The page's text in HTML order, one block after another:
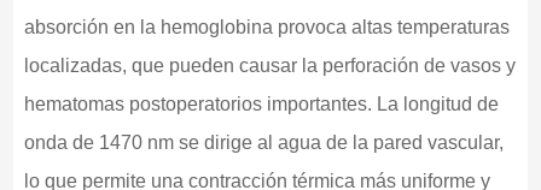
absorción en la hemoglobina provoca altas temperaturas
localizadas, que pueden causar la perforación de vasos y
hematomas postoperatorios importantes. La longitud de
onda de 1470 nm se dirige al agua de la pared vascular,
lo que permite una contracción térmica más uniforme y